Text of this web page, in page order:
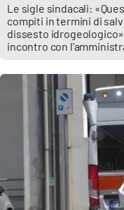
Le sigle sindacali:
compiti in termini di
dissesto
incontro con